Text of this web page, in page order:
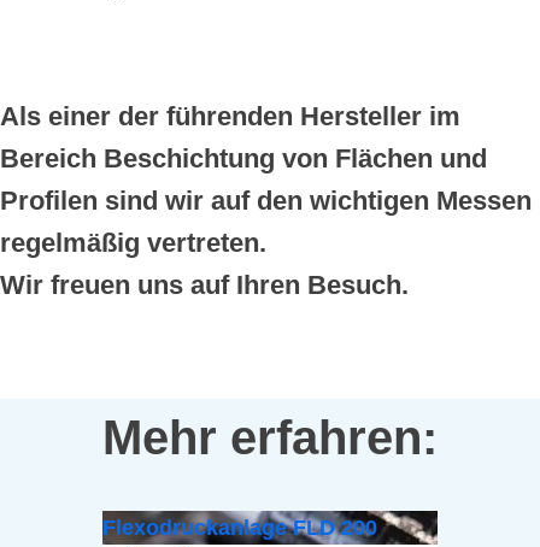
Als einer der führenden Hersteller im
Bereich Beschichtung von Flächen und
Profilen sind wir auf den wichtigen Messen
regelmäßig vertreten.
Wir freuen uns auf Ihren Besuch.
Mehr erfahren:
Flexodruckanlage FLD 200